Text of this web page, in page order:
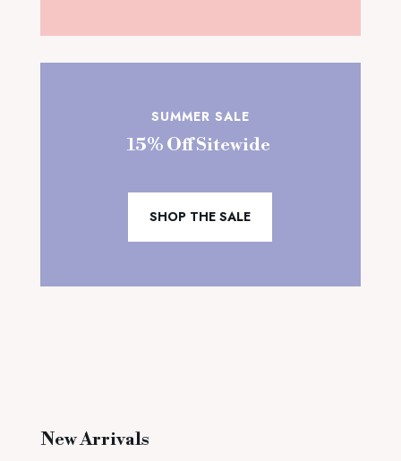
SUMMER SALE
15% Off Sitewide
SHOP THE SALE
New Arrivals